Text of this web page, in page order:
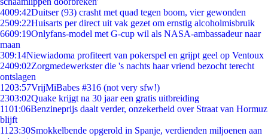
4009:42Duitser (93) crasht met quad tegen boom, vier gewonden
2509:22Huisarts per direct uit vak gezet om ernstig alcoholmisbruik
6609:19Onlyfans-model met G-cup wil als NASA-ambassadeur naar
maan
309:14Niewiadoma profiteert van pokerspel en grijpt geel op Ventoux
2409:02Zorgmedewerkster die 's nachts haar vriend bezocht terecht
ontslagen
1203:57VrijMiBabes #316 (not very sfw!)
2303:02Quake krijgt na 30 jaar een gratis uitbreiding
1101:06Benzineprijs daalt verder, onzekerheid over Straat van Hormuz
blijft
11 23:30Smokkelbende opgerold in Spanje, verdienden miljoenen aan